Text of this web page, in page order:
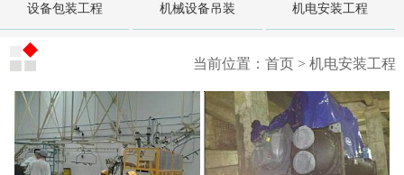
设备包装工程 机械设备吊装 机电安装工程
当前位置：首页 >机电安装工程